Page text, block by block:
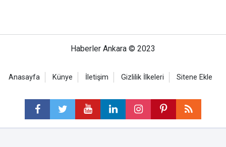
Haberler Ankara © 2023
Anasayfa Künye İletişim Gizlilik İlkeleri Sitene Ekle